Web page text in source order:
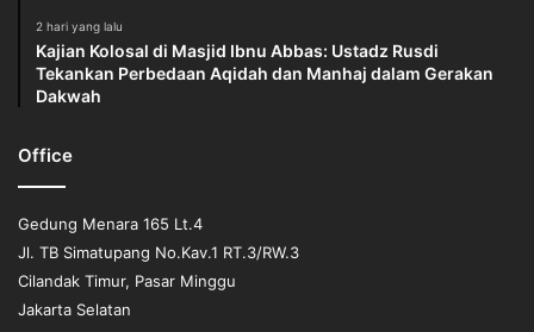
2 hari yang lalu
Kajian Kolosal di Masjid Ibnu Abbas: Ustadz Rusdi
Tekankan Perbedaan Aqidah dan Manhaj dalam Gerakan
Dakwah
Office
Gedung Menara 165 Lt.4
Jl. TB Simatupang No.Kav.1 RT.3/RW.3
Cilandak Timur, Pasar Minggu
Jakarta Selatan